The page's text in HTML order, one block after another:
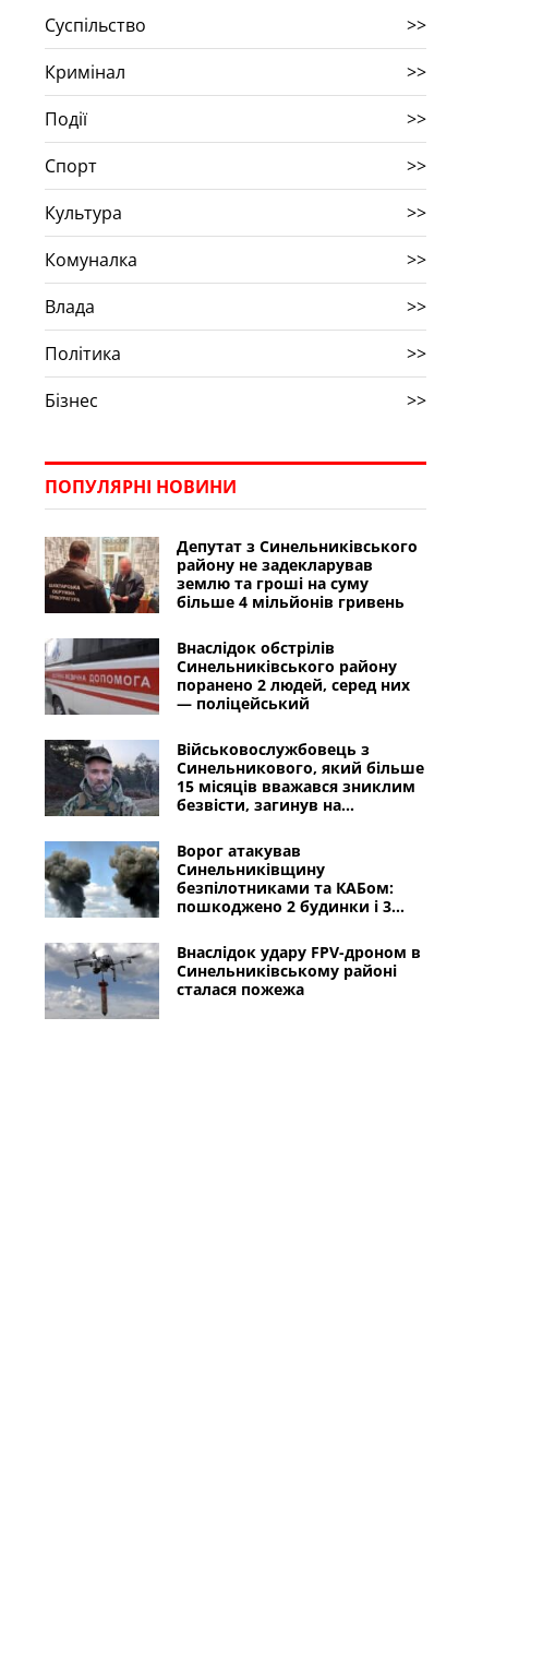
Суспільство
>>
Кримінал
>>
Події
>>
Спорт
>>
Культура
>>
Комуналка
>>
Влада
>>
Політика
>>
Бізнес
>>
ПОПУЛЯРНІ НОВИНИ
Депутат з Синельниківського
району не задекларував
землю та гроші на суму
більше 4 мільйонів гривень
Внаслідок обстрілів
Синельниківського району
поранено 2 людей, серед них
— поліцейський
Військовослужбовець з
Синельникового, який більше
15 місяців вважався зниклим
безвісти, загинув на
Ворог атакував
Синельниківщину
безпілотниками та КАБом:
пошкоджено 2 будинки і 3
Внаслідок удару FPV-дроном в
Синельниківському районі
сталася пожежа